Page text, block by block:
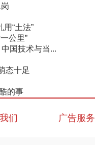
“土法”
公里”
国技术与当...
态十足
的事
们 广告服务